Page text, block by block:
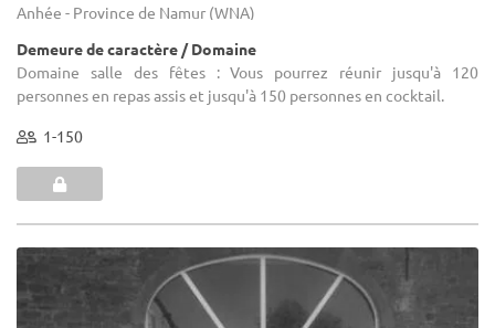
Anhée - Province de Namur (WNA)
Demeure de caractère / Domaine
Domaine salle des fêtes : Vous pourrez réunir jusqu'à 120
personnes en repas assis et jusqu'à 150 personnes en cocktail.
1-150